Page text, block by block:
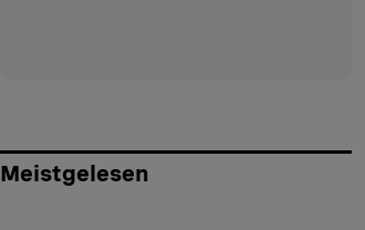
Meistgelesen